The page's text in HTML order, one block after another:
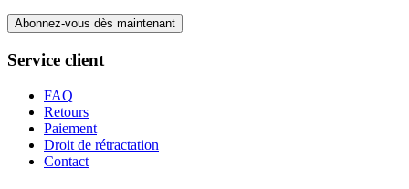
Abonnez-vous dès maintenant
Service client
FAQ
Retours
Paiement
Droit de rétractation
Contact